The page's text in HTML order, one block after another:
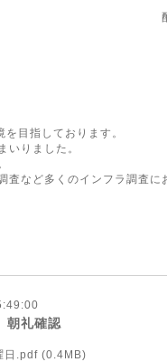
目指しております。
いりました。
など多くのインフラ調査に
礼確認
日.pdf (0.4MB)